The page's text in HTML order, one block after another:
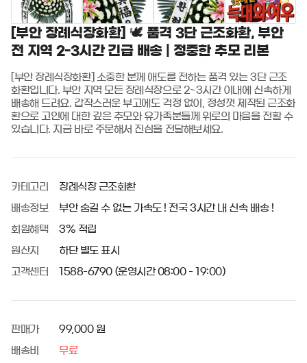
[부안 장례식장화환] 🕊️ 품격 3단 근조화환, 부안
전 지역 2-3시간 긴급 배송 | 정중한 추모 리본
[부안 장례식장화환] 소중한 분께 애도를 전하는 품격 있는 3단 근조
화환입니다. 부안 지역 모든 장례식장으로 2~3시간 이내에 신속하게
배송해 드려요. 갑작스러운 부고에도 걱정 없이, 정성껏 제작된 근조화
환으로 고인에 대한 깊은 추모와 유가족분들께 위로의 마음을 전할 수
있습니다. 지금 바로 주문해서 진심을 전달해보세요.
카테고리 장례식장 근조화환
배송정보 부안 숨길 수 없는 가속도 ! 전국 3시간 내 신속 배송 !
회원혜택 3% 적립
원산지 하단 별도 표시
고객센터 1588-6790 (운영시간 08:00 - 19:00)
판매가 99,000 원
배송비 무료